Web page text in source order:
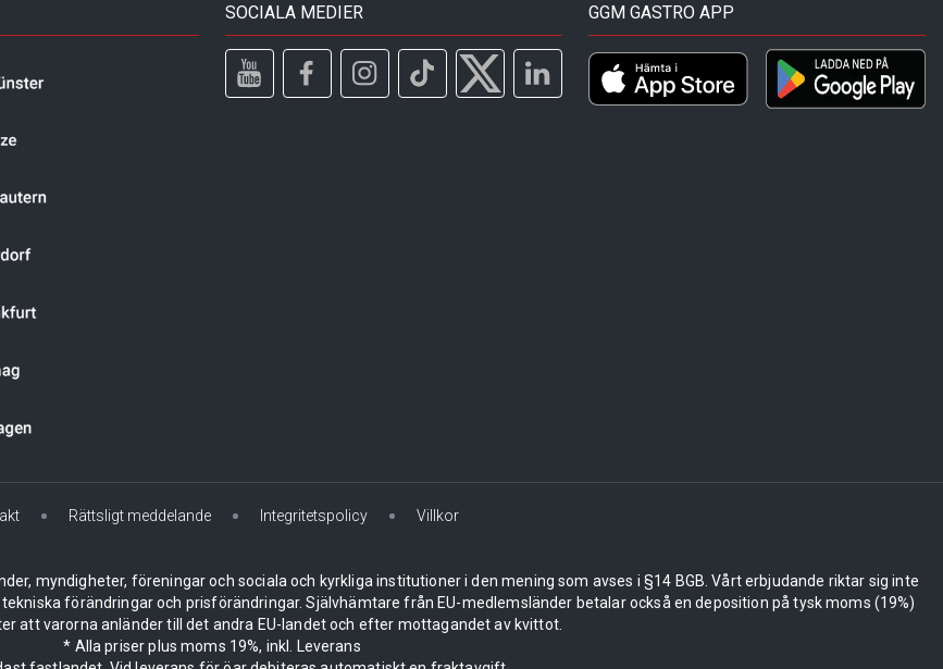
SOCIALA MEDIER GGM GASTRO APP
Rättsligt meddelande Integritetspolicy Villkor
myndigheter, föreningar och sociala och kyrkliga institutioner i den mening som avses i §14 BGB. Vårt erbjudande riktar sig inte
förändringar och prisförändringar. Självhämtare från EU-medlemsländer betalar också en deposition på tysk moms (19%)
att varorna anländer till det andra EU-landet och efter mottagandet av kvittot.
* Alla priser plus moms 19%, inkl. Leverans